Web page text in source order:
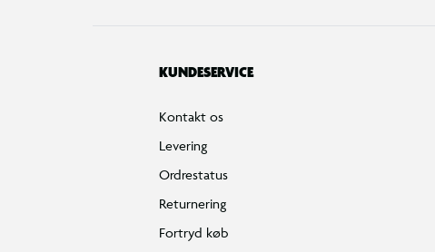
KUNDESERVICE
Kontakt os
Levering
Ordrestatus
Returnering
Fortryd køb